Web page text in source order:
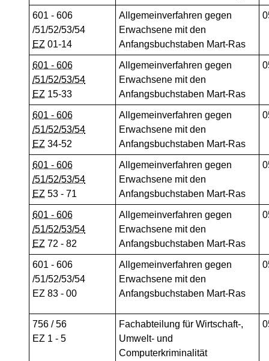
601 - 606
/51/52/53/54
EZ 01-14
Allgemeinverfahren gegen
Erwachsene mit den
Anfangsbuchstaben Mart-Ras
601 - 606
/51/52/53/54
EZ 15-33
Allgemeinverfahren gegen
Erwachsene mit den
Anfangsbuchstaben Mart-Ras
601 - 606
/51/52/53/54
EZ 34-52
Allgemeinverfahren gegen
Erwachsene mit den
Anfangsbuchstaben Mart-Ras
601 - 606
/51/52/53/54
EZ 53 - 71
Allgemeinverfahren gegen
Erwachsene mit den
Anfangsbuchstaben Mart-Ras
601 - 606
/51/52/53/54
EZ 72 - 82
Allgemeinverfahren gegen
Erwachsene mit den
Anfangsbuchstaben Mart-Ras
601 - 606
/51/52/53/54
EZ 83 - 00
Allgemeinverfahren gegen
Erwachsene mit den
Anfangsbuchstaben Mart-Ras
756 / 56
EZ 1 - 5
Fachabteilung für Wirtschaft-,
Umwelt- und
Computerkriminalität